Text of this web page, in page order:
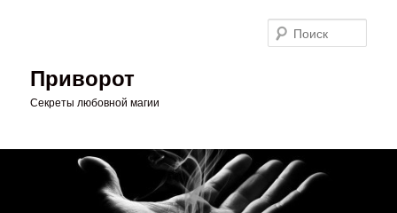
Приворот
Секреты любовной магии